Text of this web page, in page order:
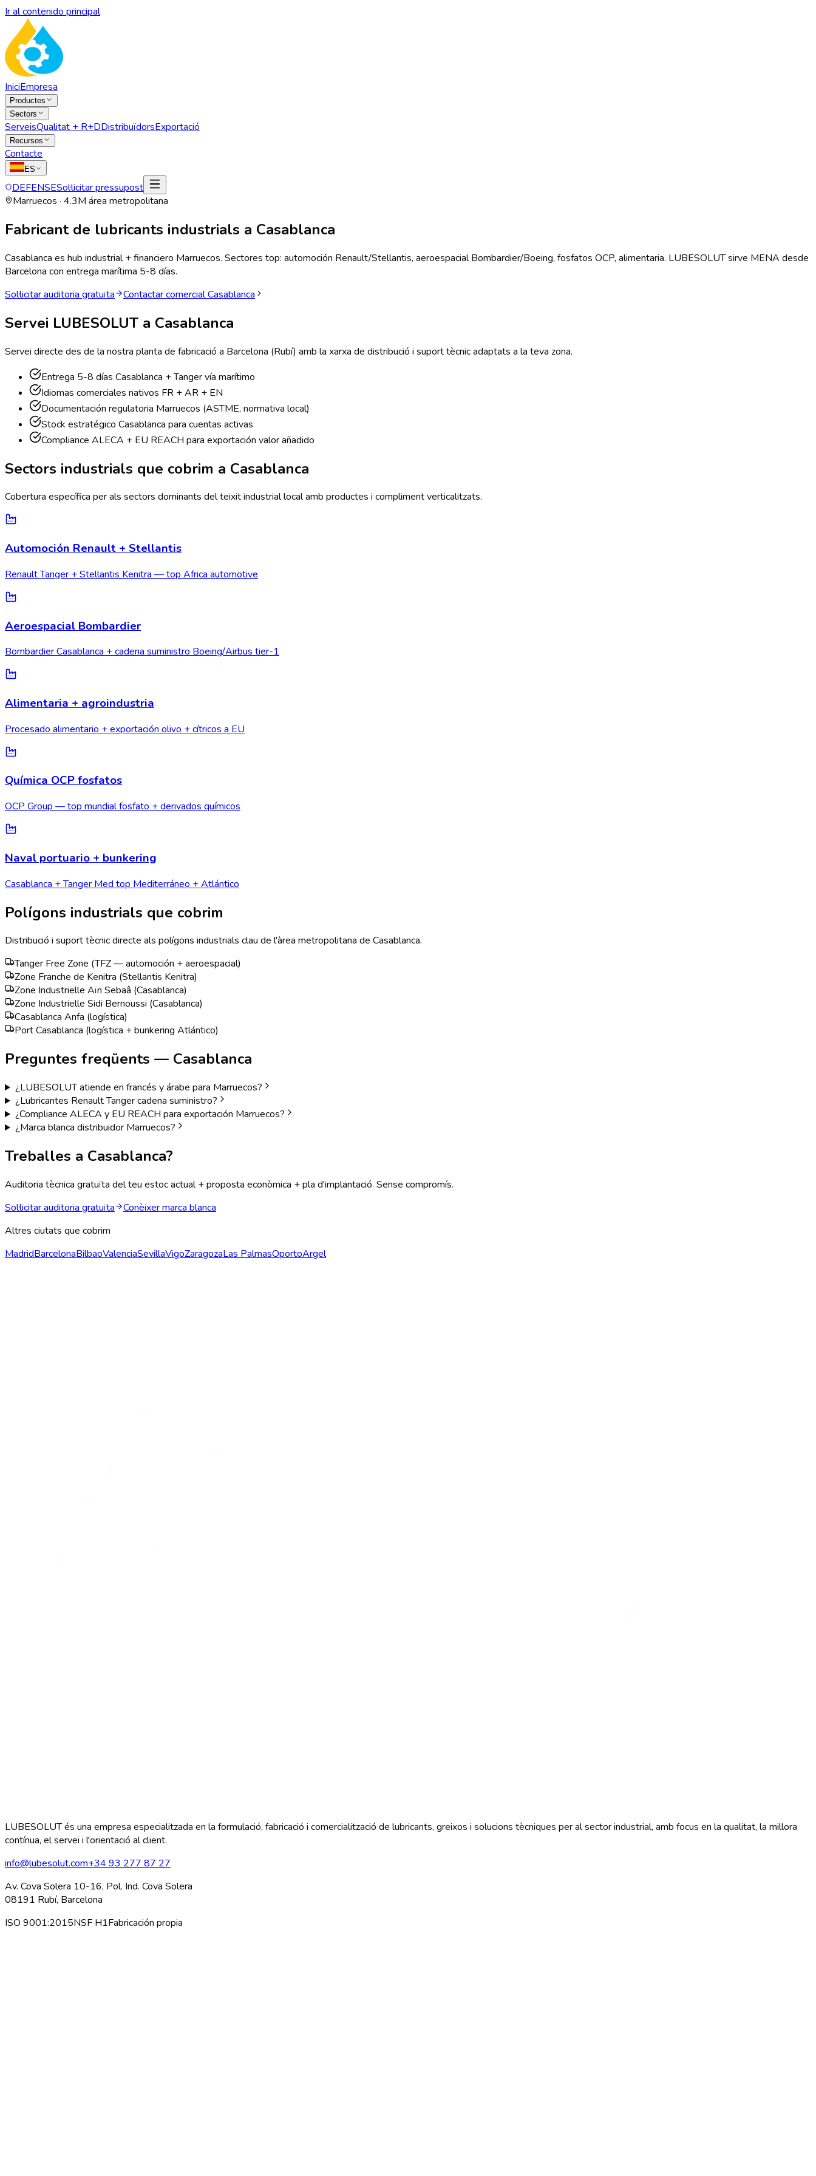
Ir al contenido principal
IniciEmpresa
Productes
Sectors
ServeisQualitat + R+DDistribuïdorsExportació
Recursos
Contacte
ES
DEFENSESol·licitar pressupost
Marruecos · 4.3M área metropolitana
Fabricant de lubricants industrials a Casablanca
Casablanca es hub industrial + financiero Marruecos. Sectores top: automoción Renault/Stellantis, aeroespacial Bombardier/Boeing, fosfatos OCP, alimentaria. LUBESOLUT sirve MENA desde
Barcelona con entrega marítima 5-8 días.
Sol·licitar auditoria gratuïta
Contactar comercialCasablanca
Servei LUBESOLUT a Casablanca
Servei directe des de la nostra planta de fabricació a Barcelona (Rubí) amb la xarxa de distribució i suport tècnic adaptats a la teva zona.
Entrega 5-8 días Casablanca + Tanger vía marítimo
Idiomas comerciales nativos FR + AR + EN
Documentación regulatoria Marruecos (ASTME, normativa local)
Stock estratégico Casablanca para cuentas activas
Compliance ALECA + EU REACH para exportación valor añadido
Sectors industrials que cobrim a Casablanca
Cobertura específica per als sectors dominants del teixit industrial local amb productes i compliment verticalitzats.
Automoción Renault + Stellantis
Renault Tanger + Stellantis Kenitra — top Africa automotive
Aeroespacial Bombardier
Bombardier Casablanca + cadena suministro Boeing/Airbus tier-1
Alimentaria + agroindustria
Procesado alimentario + exportación olivo + cítricos a EU
Química OCP fosfatos
OCP Group — top mundial fosfato + derivados químicos
Naval portuario + bunkering
Casablanca + Tanger Med top Mediterráneo + Atlántico
Polígons industrials que cobrim
Distribució i suport tècnic directe als polígons industrials clau de l'àrea metropolitana de Casablanca.
Tanger Free Zone (TFZ — automoción + aeroespacial)
Zone Franche de Kenitra (Stellantis Kenitra)
Zone Industrielle Aïn Sebaâ (Casablanca)
Zone Industrielle Sidi Bernoussi (Casablanca)
Casablanca Anfa (logística)
Port Casablanca (logística + bunkering Atlántico)
Preguntes freqüents — Casablanca
¿LUBESOLUT atiende en francés y árabe para Marruecos?
¿Lubricantes Renault Tanger cadena suministro?
¿Compliance ALECA y EU REACH para exportación Marruecos?
¿Marca blanca distribuidor Marruecos?
Treballes a Casablanca?
Auditoria tècnica gratuïta del teu estoc actual + proposta econòmica + pla d'implantació. Sense compromís.
Sol·licitar auditoria gratuïta
Conèixer marca blanca
Altres ciutats que cobrim
MadridBarcelonaBilbaoValenciaSevillaVigoZaragozaLas PalmasOportoArgel
LUBESOLUT és una empresa especialitzada en la formulació, fabricació i comercialització de lubricants, greixos i solucions tècniques per al sector industrial, amb focus en la qualitat, la millora
contínua, el servei i l'orientació al client.
info@lubesolut.com+34 93 277 87 27
Av. Cova Solera 10-16, Pol. Ind. Cova Solera
08191 Rubí, Barcelona
ISO 9001:2015NSF H1Fabricación propia